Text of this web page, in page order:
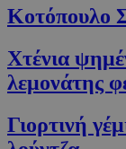
Κοτόπουλο
Χτένια
λεμονάτης
Γιορτινή